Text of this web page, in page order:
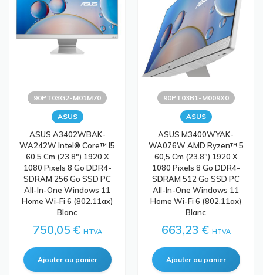
90PT03G2-M01M70
ASUS
ASUS A3402WBAK-
WA242W Intel® Core™ I5
60,5 Cm (23.8") 1920 X
1080 Pixels 8 Go DDR4-
SDRAM 256 Go SSD PC
All-In-One Windows 11
Home Wi-Fi 6 (802.11ax)
Blanc
750,05 € HTVA
90PT03B1-M009X0
ASUS
ASUS M3400WYAK-
WA076W AMD Ryzen™ 5
60,5 Cm (23.8") 1920 X
1080 Pixels 8 Go DDR4-
SDRAM 512 Go SSD PC
All-In-One Windows 11
Home Wi-Fi 6 (802.11ax)
Blanc
663,23 € HTVA